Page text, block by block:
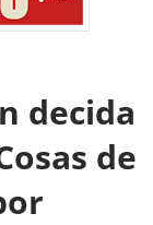
decida
de